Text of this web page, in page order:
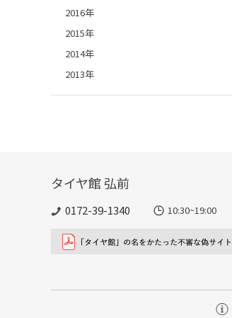
2016年
2015年
2014年
2013年
タイヤ館 弘前
0172-39-1340 10:30~19:00